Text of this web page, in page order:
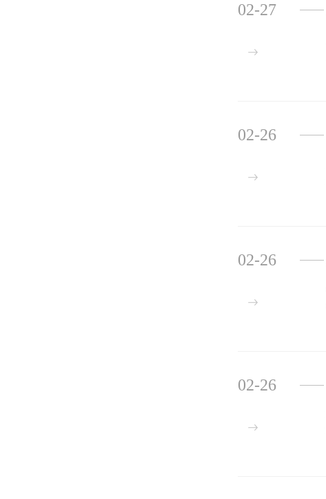
02-27
02-26
02-26
02-26